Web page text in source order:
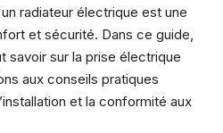
radiateur électrique est une
et sécurité. Dans ce guide,
savoir sur la prise électrique
aux conseils pratiques
et la conformité aux